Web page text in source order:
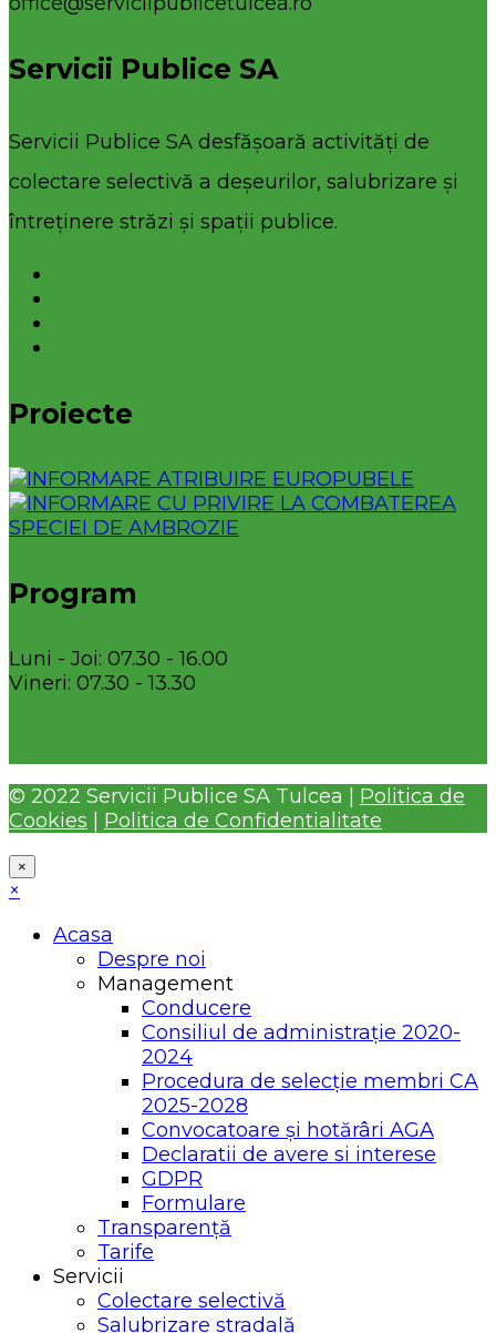
Servicii Publice SA
Servicii Publice SA desfășoară activități de
colectare selectivă a deșeurilor, salubrizare și
întreținere străzi și spații publice.
Proiecte
Program
Luni - Joi: 07.30 - 16.00
Vineri: 07.30 - 13.30
© 2022 Servicii Publice SA Tulcea | Politica de
Cookies
Politica de Confidentialitate
×
×
Acasa
Despre noi
Management
Conducere
Consiliul de administrație 2020-
2024
Procedura de selecție membri CA
2025-2028
Convocatoare și hotărâri AGA
Declaratii de avere si interese
GDPR
Formulare
Transparență
Tarife
Servicii
Colectare selectivă
Salubrizare stradală